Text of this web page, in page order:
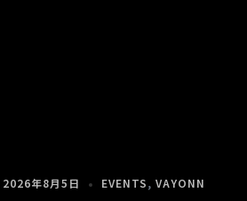
2026年8月5日 EVENTS, VAYONN